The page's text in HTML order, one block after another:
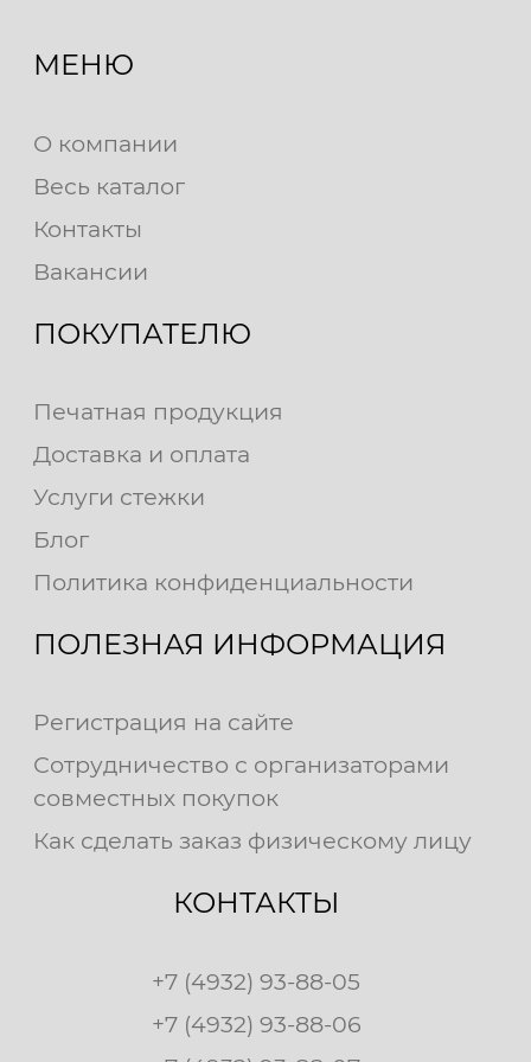
МЕНЮ
О компании
Весь каталог
Контакты
Вакансии
ПОКУПАТЕЛЮ
Печатная продукция
Доставка и оплата
Услуги стежки
Блог
Политика конфиденциальности
ПОЛЕЗНАЯ ИНФОРМАЦИЯ
Регистрация на сайте
Сотрудничество с организаторами
совместных покупок
Как сделать заказ физическому лицу
КОНТАКТЫ
+7 (4932) 93-88-05
+7 (4932) 93-88-06